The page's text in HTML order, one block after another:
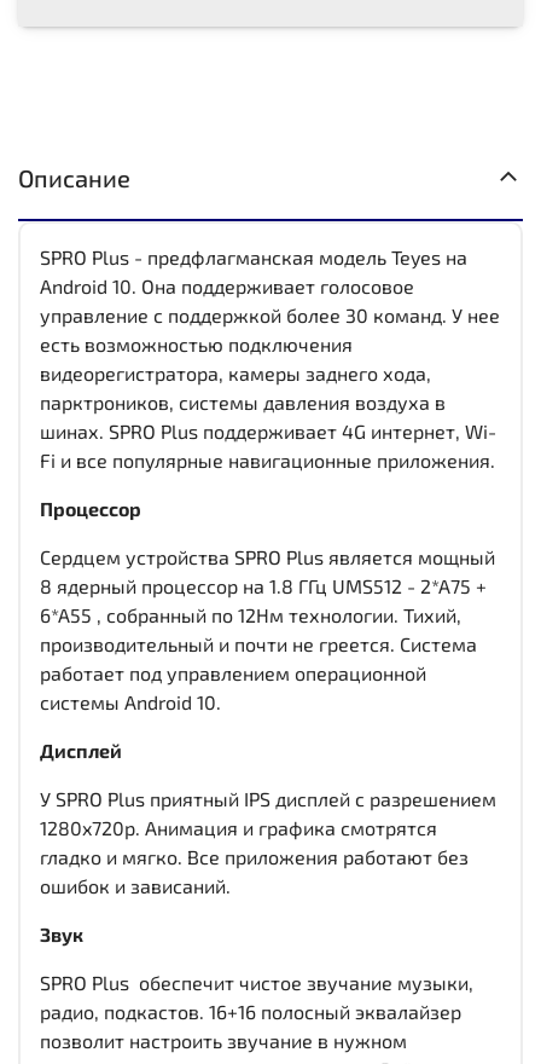
Описание
SPRO Plus - предфлагманская модель Teyes на
Android 10. Она поддерживает голосовое
управление с поддержкой более 30 команд. У нее
есть возможностью подключения
видеорегистратора, камеры заднего хода,
парктроников, системы давления воздуха в
шинах. SPRO Plus поддерживает 4G интернет, Wi-
Fi и все популярные навигационные приложения.
Процессор
Сердцем устройства SPRO Plus является мощный
8 ядерный процессор на 1.8 ГГц UMS512 - 2*A75 +
6*A55 , собранный по 12Нм технологии. Тихий,
производительный и почти не греется. Система
работает под управлением операционной
системы Android 10.
Дисплей
У SPRO Plus приятный IPS дисплей c разрешением
1280x720р. Анимация и графика смотрятся
гладко и мягко. Все приложения работают без
ошибок и зависаний.
Звук
SPRO Plus обеспечит чистое звучание музыки,
радио, подкастов. 16+16 полосный эквалайзер
позволит настроить звучание в нужном